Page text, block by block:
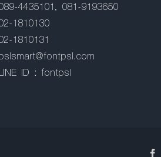
4435101, 081-9193650
1810130
1810131
ID : fontpsl